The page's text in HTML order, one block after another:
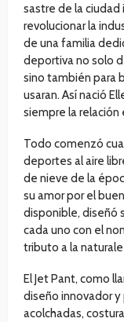
sastre de la
revolucionar la
de una familia
deportiva no solo
sino también para
usaran. Así nació
siempre la
Todo comenzó
deportes al aire
de nieve de la
su amor por el
disponible, diseñó
cada uno con el
tributo a la
El Jet Pant, como
diseño innovador
acolchadas,